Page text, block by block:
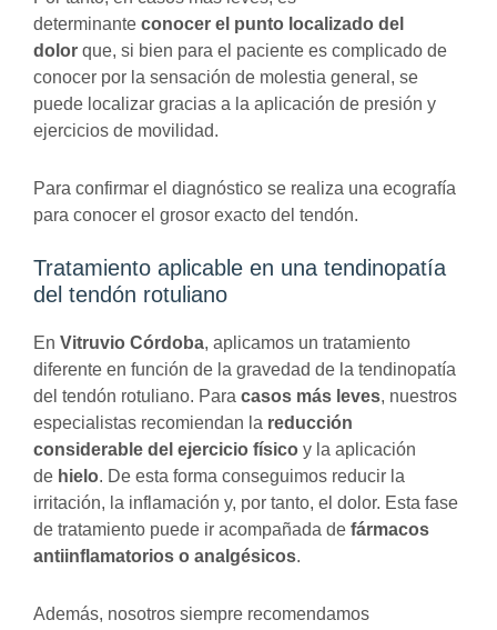
determinante conocer el punto localizado del
dolor que, si bien para el paciente es complicado de
conocer por la sensación de molestia general, se
puede localizar gracias a la aplicación de presión y
ejercicios de movilidad.
Para confirmar el diagnóstico se realiza una ecografía
para conocer el grosor exacto del tendón.
Tratamiento aplicable en una tendinopatía
del tendón rotuliano
En Vitruvio Córdoba, aplicamos un tratamiento
diferente en función de la gravedad de la tendinopatía
del tendón rotuliano. Para casos más leves, nuestros
especialistas recomiendan la reducción
considerable del ejercicio físico y la aplicación
de hielo. De esta forma conseguimos reducir la
irritación, la inflamación y, por tanto, el dolor. Esta fase
de tratamiento puede ir acompañada de fármacos
antiinflamatorios o analgésicos.
Además, nosotros siempre recomendamos